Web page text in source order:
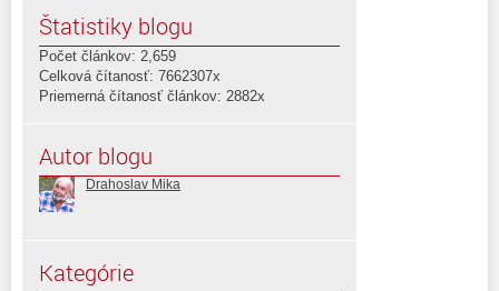
Štatistiky blogu
Počet článkov: 2,659
Celková čítanosť: 7662307x
Priemerná čítanosť článkov: 2882x
Autor blogu
Drahoslav Mika
Kategórie